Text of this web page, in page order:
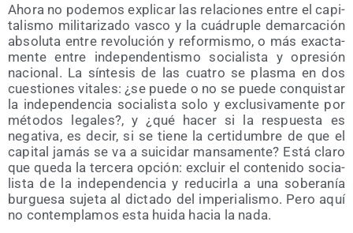
Aho­ra no pode­mos expli­car las rela­cio­nes entre el capi­
ta­lis­mo mili­ta­ri­za­do vas­co y la cuá­dru­ple demar­ca­ción
abso­lu­ta entre revo­lu­ción y refor­mis­mo, o más exac­ta­
men­te entre inde­pen­den­tis­mo socia­lis­ta y opre­sión
nacio­nal. La sín­te­sis de las cua­tro se plas­ma en dos
cues­tio­nes vita­les: ¿se pue­de o no se pue­de con­quis­tar
la inde­pen­den­cia socia­lis­ta solo y exclu­si­va­men­te por
méto­dos lega­les?, y ¿qué hacer si la res­pues­ta es
nega­ti­va, es decir, si se tie­ne la cer­ti­dum­bre de que el
capi­tal jamás se va a sui­ci­dar man­sa­men­te? Está cla­ro
que que­da la ter­ce­ra opción: excluir el con­te­ni­do socia­
lis­ta de la inde­pen­den­cia y redu­cir­la a una sobe­ra­nía
bur­gue­sa suje­ta al dic­ta­do del impe­ria­lis­mo. Pero aquí
no con­tem­pla­mos esta hui­da hacia la nada.